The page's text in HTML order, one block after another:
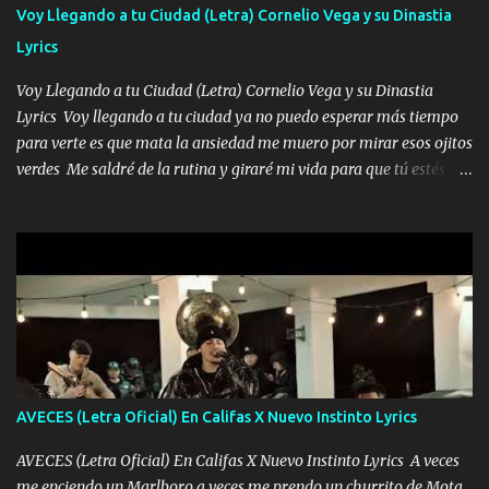
borracho me animo a decirte todo y puedo describirlo mucho que
me encantes Decirte que me siento muy feliz y emocionado por
tenerte aquí espero que quiera...
Voy Llegando a tu Ciudad (Letra) Cornelio Vega y su Dinastia
Lyrics
Voy Llegando a tu Ciudad (Letra) Cornelio Vega y su Dinastia
Lyrics Voy llegando a tu ciudad ya no puedo esperar más tiempo
para verte es que mata la ansiedad me muero por mirar esos ojitos
verdes Me saldré de la rutina y giraré mi vida para que tú estés en
solo yo tendre el candado 🔒 del amor ❤️ Música Mil y un besos
para dar ya estando en tu ciudad no habrá quien lo detenga si las
copas van de más vayamos a un lugar y cerremos las puertas
Entre alcohol y besos se va incrementado el Fuego en esa
habitación ya no mires más el reloj Única por donde vas me curas
tú mi mal moviendo tu silueta no hay otra que te sea igual te ves
tan especial por eso es que me tientas Aquí estoy no dejaré que se
te acerque nadie porque solo yo tendre el candado 🔒 del a...
AVECES (Letra Oficial) En Califas X Nuevo Instinto Lyrics
AVECES (Letra Oficial) En Califas X Nuevo Instinto Lyrics A veces